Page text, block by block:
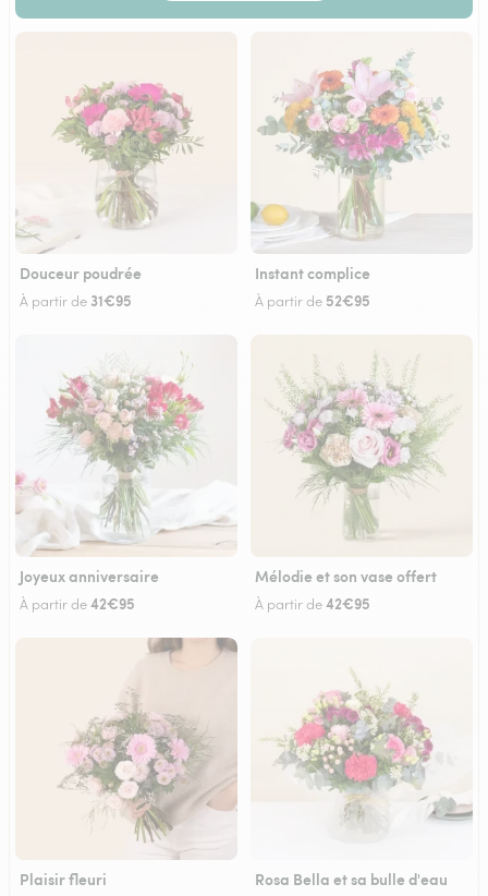
Douceur poudrée
À partir de 31€95
Instant complice
À partir de 52€95
Joyeux anniversaire
À partir de42€95
Mélodie et son vase offert
À partir de42€95
Plaisir fleuri Rosa Bella et sa bulle d'eau